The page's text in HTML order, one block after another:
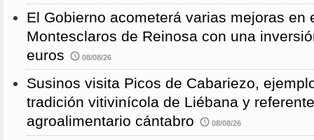
El Gobierno acometerá varias mejoras en
Montesclaros de Reinosa con una
euros
08/08/26
Susinos visita Picos de Cabariezo,
tradición vitivinícola de Liébana y
agroalimentario cántabro
08/08/26